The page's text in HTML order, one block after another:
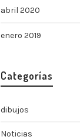
abril 2020
enero 2019
Categorías
dibujos
Noticias